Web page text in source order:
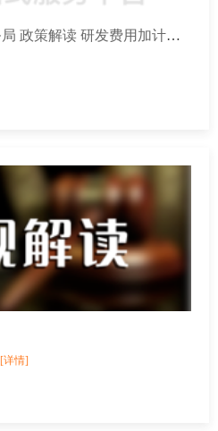
国家税务总局云南省税务局 政策解读 研发费用加计扣除项目鉴定案例（第三辑）
[详情]